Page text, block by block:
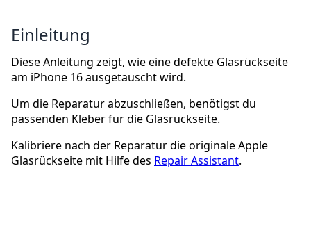
Einleitung
Diese Anleitung zeigt, wie eine defekte Glasrückseite
am iPhone 16 ausgetauscht wird.
Um die Reparatur abzuschließen, benötigst du
passenden Kleber für die Glasrückseite.
Kalibriere nach der Reparatur die originale Apple
Glasrückseite mit Hilfe des Repair Assistant.